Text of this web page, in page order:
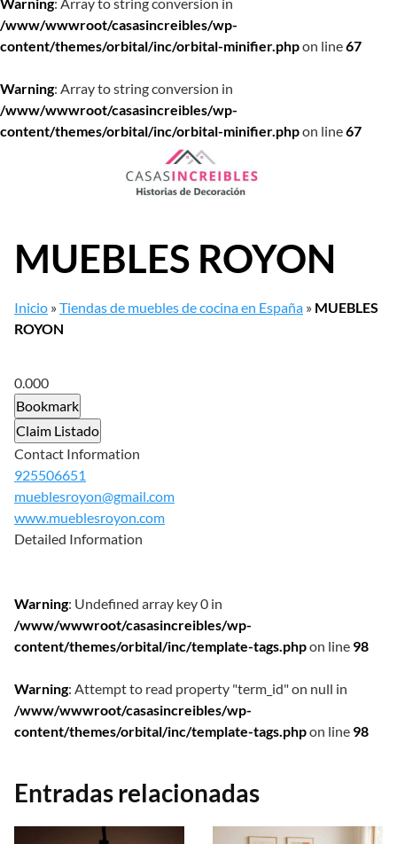
/www/wwwroot/casasincreibles/wp-
content/themes/orbital/inc/orbital-minifier.phpon line67
Warning: Array to string conversion in
/www/wwwroot/casasincreibles/wp-
content/themes/orbital/inc/orbital-minifier.phpon line67
MUEBLES ROYON
Inicio »Tiendas de muebles de cocina en España » MUEBLES
ROYON
0.000
Bookmark
Claim Listado
Contact Information
925506651
mueblesroyon@gmail.com
www.mueblesroyon.com
Detailed Information
Warning: Undefined array key 0 in
/www/wwwroot/casasincreibles/wp-
content/themes/orbital/inc/template-tags.phpon line 98
Warning: Attempt to read property "term_id" on null in
/www/wwwroot/casasincreibles/wp-
content/themes/orbital/inc/template-tags.phpon line 98
Entradas relacionadas